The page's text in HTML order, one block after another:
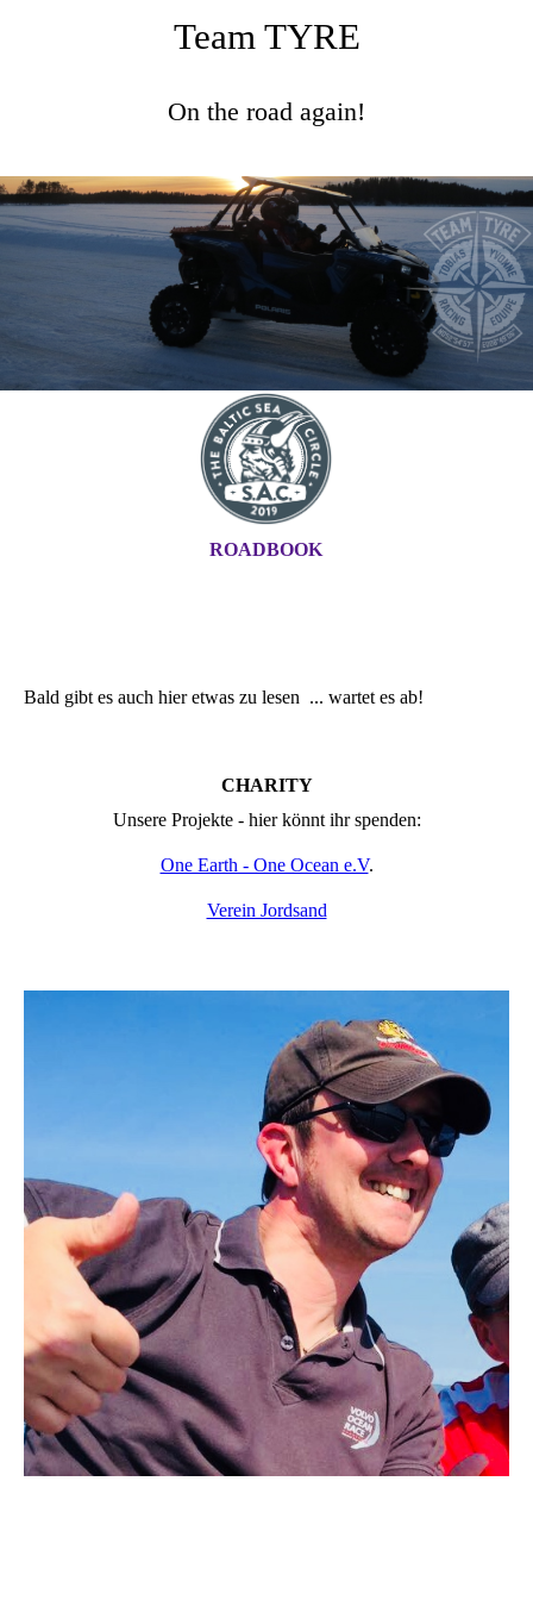
Team TYRE
On the road again!
ROADBOOK
Bald gibt es auch hier etwas zu lesen ... wartet es ab!
CHARITY
Unsere Projekte - hier könnt ihr spenden:
One Earth - One Ocean e.V.
Verein Jordsand